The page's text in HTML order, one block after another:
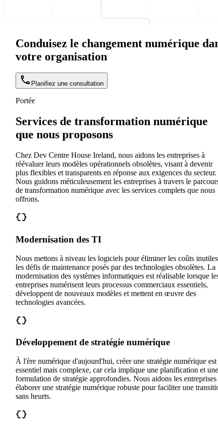
Conduisez le changement numérique
votre organisation
Planifiez une consultation
Portée
Services de transformation numérique
que nous proposons
Chez Dev Centre House Ireland, nous aidons les entreprises à
réévaluer leurs modèles opérationnels obsolètes, visant à devenir
plus flexibles et transparents en réponse aux exigences du secteur.
Nous guidons méticuleusement les entreprises à travers le
de transformation numérique avec les services complets que nous
offrons.
Modernisation des TI
Nous mettons à niveau les logiciels pour éliminer les coûts
les défis de maintenance posés par des technologies obsolètes. La
modernisation des systèmes informatiques est réalisable lorsque
entreprises numérisent leurs processus commerciaux essentiels,
développent de nouveaux modèles et mettent en œuvre des
technologies avancées.
Développement de stratégie numérique
À l'ère numérique d'aujourd'hui, créer une stratégie numérique est
essentiel mais complexe, car cela implique une planification et une
formulation de stratégie approfondies. Nous aidons les entreprises
élaborer une stratégie numérique robuste pour faciliter une
sans heurts.